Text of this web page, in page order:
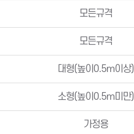
모든규격
모든규격
대형(높이0.5m이상)
소형(높이0.5m미만)
가정용